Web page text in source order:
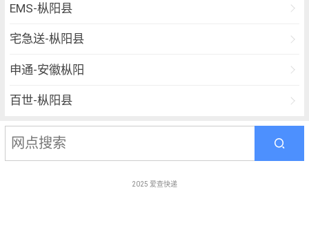
EMS-枞阳县
宅急送-枞阳县
申通-安徽枞阳
百世-枞阳县
佳怡-安徽省安庆市枞阳枞阳
2025 爱查快递